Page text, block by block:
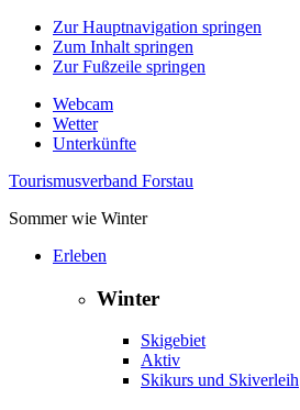
Zur Hauptnavigation springen
Zum Inhalt springen
Zur Fußzeile springen
Webcam
Wetter
Unterkünfte
Tourismusverband Forstau
Sommer wie Winter
Erleben
Winter
Skigebiet
Aktiv
Skikurs und Skiverleih